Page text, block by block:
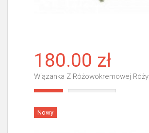
180.00 zł
Wiązanka Z Różowokremowej Róży
Nowy